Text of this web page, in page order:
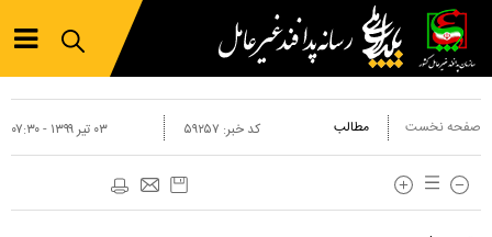
صفحه نخست مطالب ۰۳ تير ۱۳۹۹ - ۰۷:۳۰ کد خبر: ۵۹۲۵۷